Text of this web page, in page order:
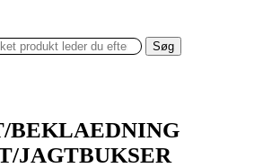
Søg
BEKLAEDNING
JAGTBUKSER